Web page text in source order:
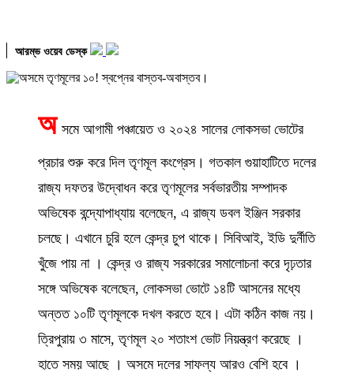
আরম্ভ ওয়েব ডেস্ক
অ সমে আগামী পঞ্চায়েত ও ২০২৪ সালের লোকসভা ভোটের
প্রচার শুরু করে দিল তৃণমূল কংগ্রেস। গতকাল গুয়াহাটিতে দলের
রাজ্য দফতর উদ্বোধন করে তৃণমূলের সর্বভারতীয় সম্পাদক
অভিষেক বন্দ্যোপাধ্যায় বলেছেন, এ রাজ্য ডবল ইঞ্জিন সরকার
চলছে। এখানে চুরি হলে কেন্দ্র চুপ থাকে। সিবিআই, ইডি দুর্নীতি
খুঁজে পায় না । কেন্দ্র ও রাজ্য সরকারের সমালোচনা করে দৃঢ়তার
সঙ্গে অভিষেক বলেছেন, লোকসভা ভোটে ১৪টি আসনের মধ্যে
অন্তত ১০টি তৃণমূলকে দখল করতে হবে। এটা কঠিন কাজ নয়।
ত্রিপুরায় ৩ মাসে, তৃণমূল ২০ শতাংশ ভোট নিয়ন্ত্রণ করেছে ।
হাতে সময় আছে । অসমে দলের সাফল্য আরও বেশি হবে ।